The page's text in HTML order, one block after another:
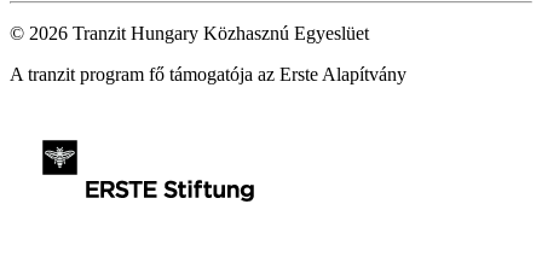
© 2026 Tranzit Hungary Közhasznú Egyeslüet
A tranzit program fő támogatója az Erste Alapítvány